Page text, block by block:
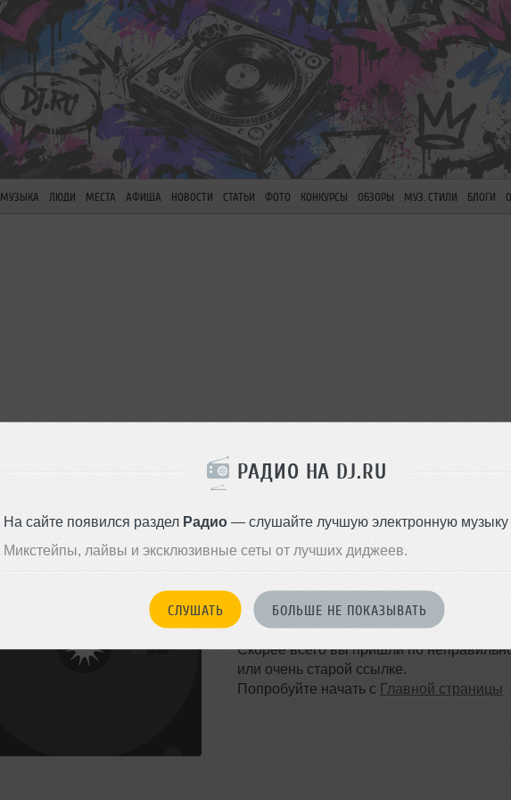
РАДИО НА DJ.RU
На сайте появился раздел Радио— слушайте лучшую электронную музыку
Микстейпы, лайвы и эксклюзивные сеты от лучших диджеев.
СЛУШАТЬ БОЛЬШЕ НЕ ПОКАЗЫВАТЬ
МУЗЫКА ЛЮДИ МЕСТА АФИША НОВОСТИ СТАТЬИ ФОТО КОНКУРСЫ ОБЗОРЫ МУЗ. СТИЛИ БЛОГИ
ТАКОЙ СТРАНИЦЫ НЕ
Ошибка 404
Скорее всего вы пришли по
или очень старой ссылке.
Попробуйте начать с Главной страницы